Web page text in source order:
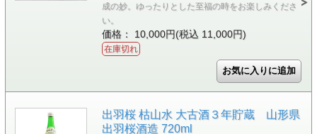
成の妙。ゆったりとした至福の時をお楽しみくださ
い。
価格： 10,000円(税込 11,000円)
在庫切れ
出羽桜 枯山水 大古酒３年貯蔵 山形県
出羽桜酒造 720ml